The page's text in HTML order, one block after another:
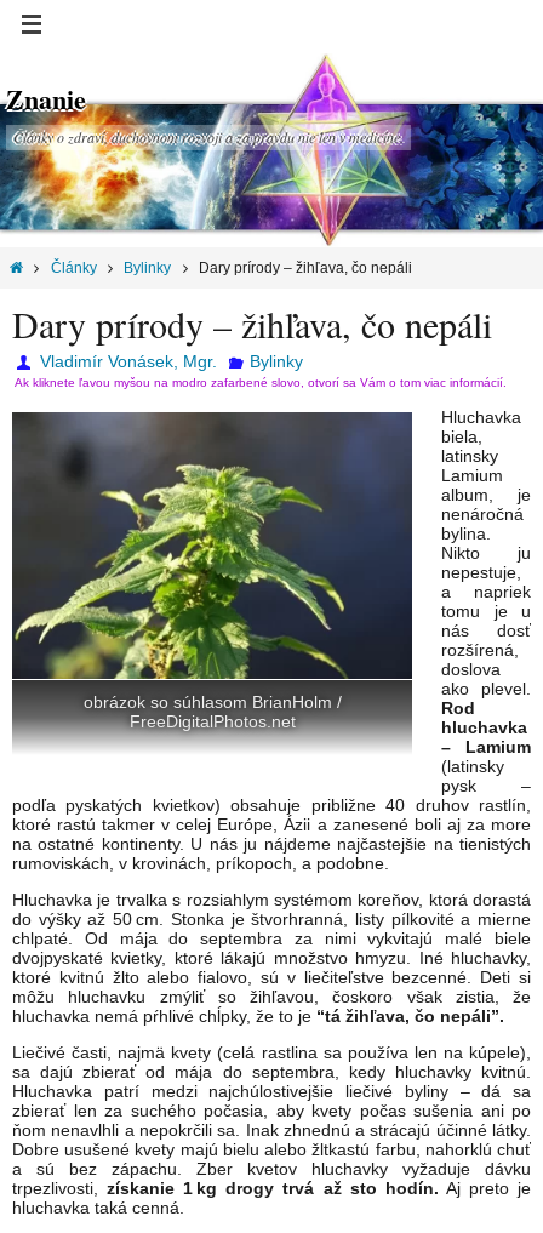
Znanie
Články o zdraví, duchovnom rozvoji a za pravdu nie len v medicíne.
Články Bylinky Dary prírody – žihľava, čo nepáli
Dary prírody – žihľava, čo nepáli
Vladimír Vonásek, Mgr. Bylinky
Ak kliknete ľavou myšou na modro zafarbené slovo, otvorí sa Vám o tom viac informácií.
obrázok so súhlasom BrianHolm /
FreeDigitalPhotos.net
Hluchavka
biela,
latinsky
Lamium
album, je
nenáročná
bylina.
Nikto ju
nepestuje,
a napriek
tomu je u
nás dosť
rozšírená,
doslova
ako plevel.
Rod
hluchavka
– Lamium
(latinsky
pysk –
podľa pyskatých kvietkov) obsahuje približne 40 druhov rastlín,
ktoré rastú takmer v celej Európe, Ázii a zanesené boli aj za more
na ostatné kontinenty. U nás ju nájdeme najčastejšie na tienistých
rumoviskách, v krovinách, príkopoch, a podobne.
Hluchavka je trvalka s rozsiahlym systémom koreňov, ktorá dorastá
do výšky až 50 cm. Stonka je štvorhranná, listy pílkovité a mierne
chlpaté. Od mája do septembra za nimi vykvitajú malé biele
dvojpyskaté kvietky, ktoré lákajú množstvo hmyzu. Iné hluchavky,
ktoré kvitnú žlto alebo fialovo, sú v liečiteľstve bezcenné. Deti si
môžu hluchavku zmýliť so žihľavou, čoskoro však zistia, že
hluchavka nemá pŕhlivé chĺpky, že to je “tá žihľava, čo nepáli”.
Liečivé časti, najmä kvety (celá rastlina sa používa len na kúpele),
sa dajú zbierať od mája do septembra, kedy hluchavky kvitnú.
Hluchavka patrí medzi najchúlostivejšie liečivé byliny – dá sa
zbierať len za suchého počasia, aby kvety počas sušenia ani po
ňom nenavlhli a nepokrčili sa. Inak zhnednú a strácajú účinné látky.
Dobre usušené kvety majú bielu alebo žltkastú farbu, nahorklú chuť
a sú bez zápachu. Zber kvetov hluchavky vyžaduje dávku
trpezlivosti,získanie 1 kg drogy trvá až sto hodín. Aj preto je
hluchavka taká cenná.